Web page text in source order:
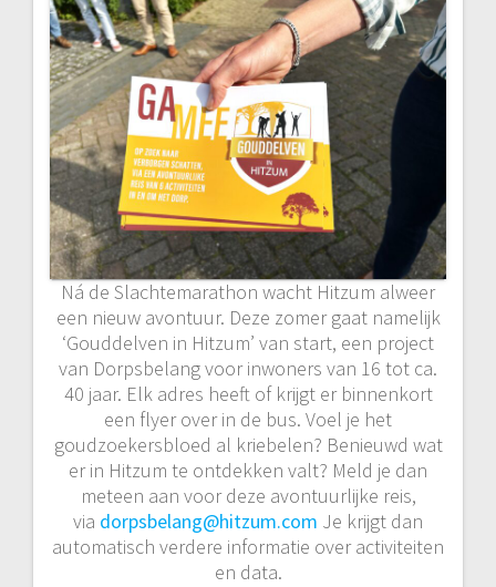
Ná de Slachtemarathon wacht Hitzum alweer
een nieuw avontuur. Deze zomer gaat namelijk
‘Gouddelven in Hitzum’ van start, een project
van Dorpsbelang voor inwoners van 16 tot ca.
40 jaar. Elk adres heeft of krijgt er binnenkort
een flyer over in de bus. Voel je het
goudzoekersbloed al kriebelen? Benieuwd wat
er in Hitzum te ontdekken valt? Meld je dan
meteen aan voor deze avontuurlijke reis,
via dorpsbelang@hitzum.com Je krijgt dan
automatisch verdere informatie over activiteiten
en data.